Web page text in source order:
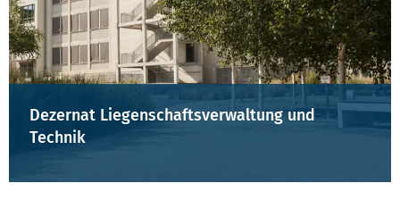
Dezernat Liegenschaftsverwaltung und
Technik